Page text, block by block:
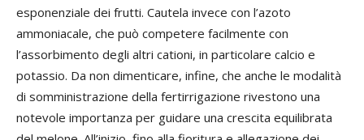
esponenziale dei frutti. Cautela invece con l’azoto
ammoniacale, che può competere facilmente con
l’assorbimento degli altri cationi, in particolare calcio e
potassio. Da non dimenticare, infine, che anche le modalità
di somministrazione della fertirrigazione rivestono una
notevole importanza per guidare una crescita equilibrata